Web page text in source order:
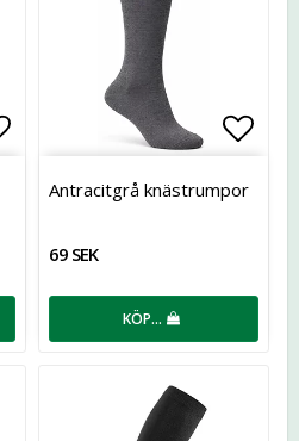
Lägg till i favoritlistan
Antracitgrå knästrumpor
69 SEK
KÖP…